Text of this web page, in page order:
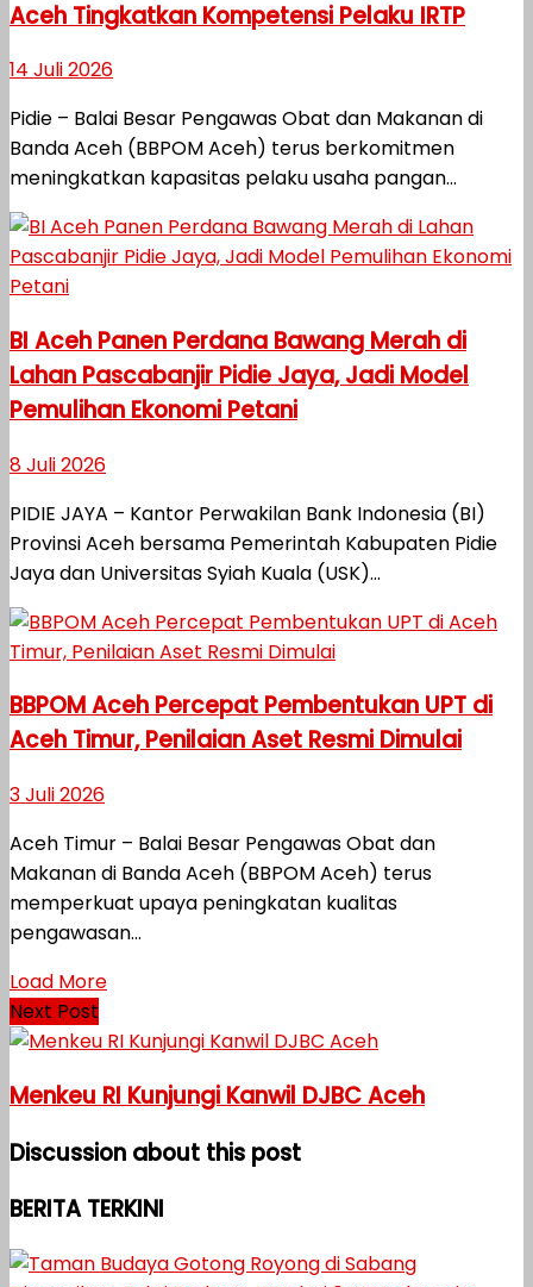
Aceh Tingkatkan Kompetensi Pelaku IRTP
14 Juli 2026
Pidie – Balai Besar Pengawas Obat dan Makanan di
Banda Aceh (BBPOM Aceh) terus berkomitmen
meningkatkan kapasitas pelaku usaha pangan...
BI Aceh Panen Perdana Bawang Merah di
Lahan Pascabanjir Pidie Jaya, Jadi Model
Pemulihan Ekonomi Petani
8 Juli 2026
PIDIE JAYA – Kantor Perwakilan Bank Indonesia (BI)
Provinsi Aceh bersama Pemerintah Kabupaten Pidie
Jaya dan Universitas Syiah Kuala (USK)...
BBPOM Aceh Percepat Pembentukan UPT di
Aceh Timur, Penilaian Aset Resmi Dimulai
3 Juli 2026
Aceh Timur – Balai Besar Pengawas Obat dan
Makanan di Banda Aceh (BBPOM Aceh) terus
memperkuat upaya peningkatan kualitas
pengawasan...
Load More
Next Post
Menkeu RI Kunjungi Kanwil DJBC Aceh
Discussion about this post
BERITA TERKINI